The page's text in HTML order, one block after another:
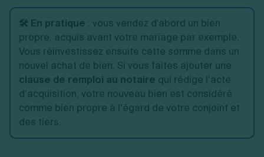
🛠️ En pratique : vous vendez d'abord un bien
propre, acquis avant votre mariage par exemple.
Vous réinvestissez ensuite cette somme dans un
nouvel achat de bien. Si vous faites ajouter une
clause de remploi au notaire qui rédige l’acte
d’acquisition, votre nouveau bien est considéré
comme bien propre à l’égard de votre conjoint et
des tiers.